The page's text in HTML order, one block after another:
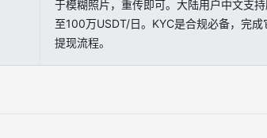
于模糊照片，重传即可。大陆用户中文支
至100万USDT/日。KYC是合规必备，完
提现流程。